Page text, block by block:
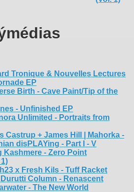
Tronique & Nouvelles Lectures
EP
Birth - Cave Paint/Tip of the
- Unfinished EP
Unlimited - Portraits from
Castrup + James Hill | Mahorka -
disPLAYing - Part I - V
Kashmere - Zero Point
x Fresh Kils - Tuff Racket
Column - Renascent
- The New World